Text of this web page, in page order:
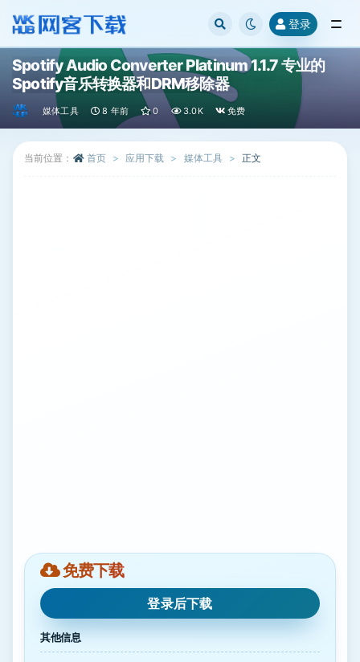
登录
Spotify Audio Converter Platinum 1.1.7 专业的
Spotify音乐转换器和DRM移除器
媒体工具 8 年前 0 3.0K 免费
当前位置： 首页 应用下载 媒体工具 正文
免费下载
登录后下载
其他信息
全部